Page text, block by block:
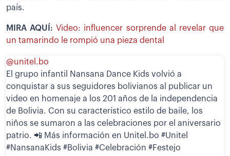
país.
MIRA AQUÍ: Video: influencer sorprende al revelar que
un tamarindo le rompió una pieza dental
@unitel.bo
El grupo infantil Nansana Dance Kids volvió a
conquistar a sus seguidores bolivianos al publicar un
video en homenaje a los 201 años de la independencia
de Bolivia. Con su característico estilo de baile, los
niños se sumaron a las celebraciones por el aniversario
patrio. 📲 Más información en Unitel.bo #Unitel
#NansanaKids #Bolivia #Celebración #Festejo